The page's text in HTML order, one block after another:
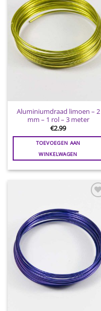
wenslijst
Aluminiumdraad limoen – 2
mm – 1 rol – 3 meter
€2.99
TOEVOEGEN AAN
WINKELWAGEN
wenslijst